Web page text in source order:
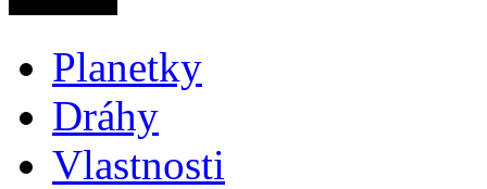
Planetky
Dráhy
Vlastnosti